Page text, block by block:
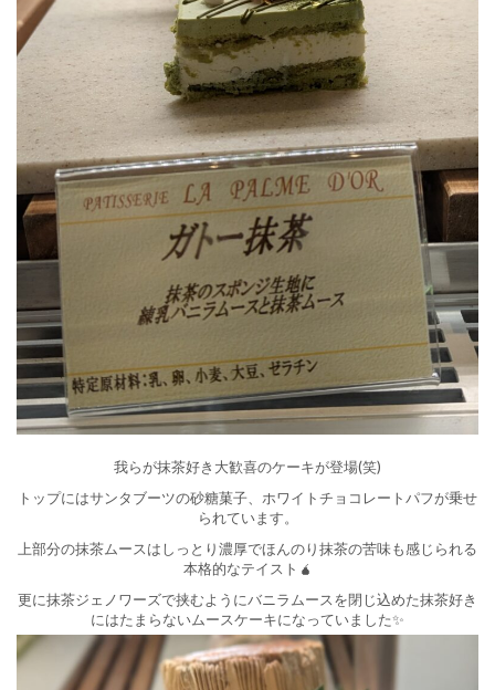
我らが抹茶好き大歓喜のケーキが登場(笑)
トップにはサンタブーツの砂糖菓子、ホワイトチョコレートパフが乗せ
られています。
上部分の抹茶ムースはしっとり濃厚でほんのり抹茶の苦味も感じられる
本格的なテイスト🧉
更に抹茶ジェノワーズで挟むようにバニラムースを閉じ込めた抹茶好き
にはたまらないムースケーキになっていました✨